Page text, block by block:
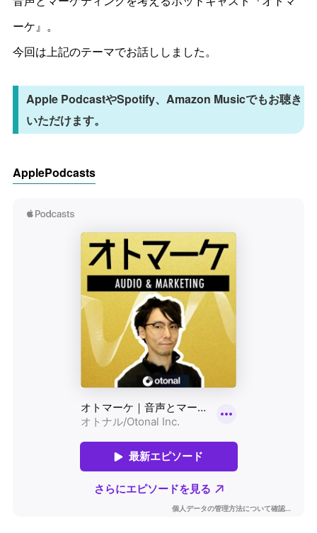
ーケ』。
今回は上記のテーマでお話ししました。
Apple PodcastやSpotify、Amazon Musicでもお聴き
いただけます。
ApplePodcasts